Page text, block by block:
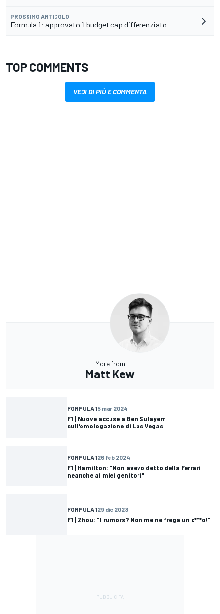
PROSSIMO ARTICOLO
Formula 1: approvato il budget cap differenziato
TOP COMMENTS
VEDI DI PIÙ E COMMENTA
More from
Matt Kew
FORMULA 15 mar 2024
F1 | Nuove accuse a Ben Sulayem
sull'omologazione di Las Vegas
FORMULA 126 feb 2024
F1 | Hamilton: "Non avevo detto della Ferrari
neanche ai miei genitori"
FORMULA 129 dic 2023
F1 | Zhou: "I rumors? Non me ne frega un c***o!"